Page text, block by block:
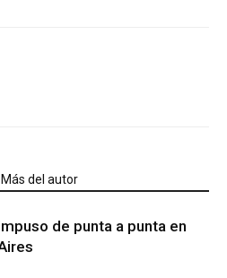
Más del autor
de punta a punta en